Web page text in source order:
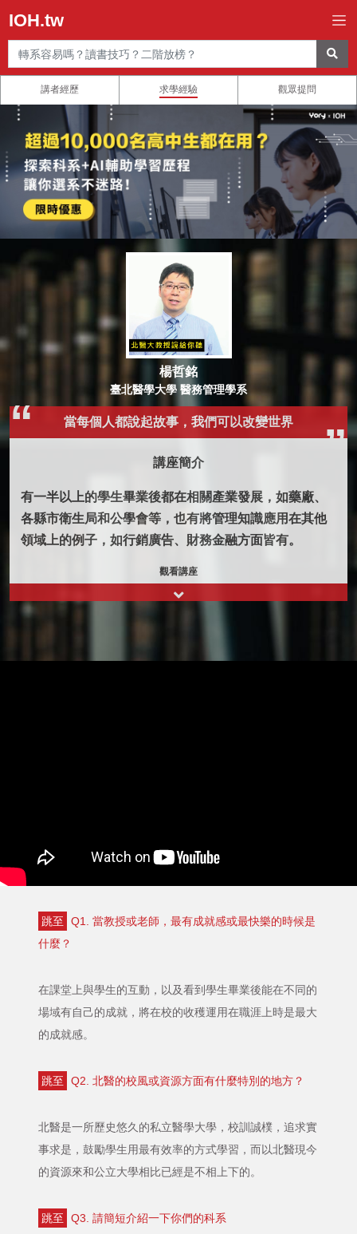
IOH.tw
講者經歷 求學經驗 觀眾提問
楊哲銘
臺北醫學大學 醫務管理學系
當每個人都說起故事，我們可以改變世界
講座簡介
有一半以上的學生畢業後都在相關產業發展，如藥廠、
各縣市衛生局和公學會等，也有將管理知識應用在其他
領域上的例子，如行銷廣告、財務金融方面皆有。
觀看講座
跳至
Q1. 當教授或老師，最有成就感或最快樂的時候是
什麼？
在課堂上與學生的互動，以及看到學生畢業後能在不同的
場域有自己的成就，將在校的收穫運用在職涯上時是最大
的成就感。
跳至 Q2. 北醫的校風或資源方面有什麼特別的地方？
北醫是一所歷史悠久的私立醫學大學，校訓誠樸，追求實
事求是，鼓勵學生用最有效率的方式學習，而以北醫現今
的資源來和公立大學相比已經是不相上下的。
跳至 Q3. 請簡短介紹一下你們的科系